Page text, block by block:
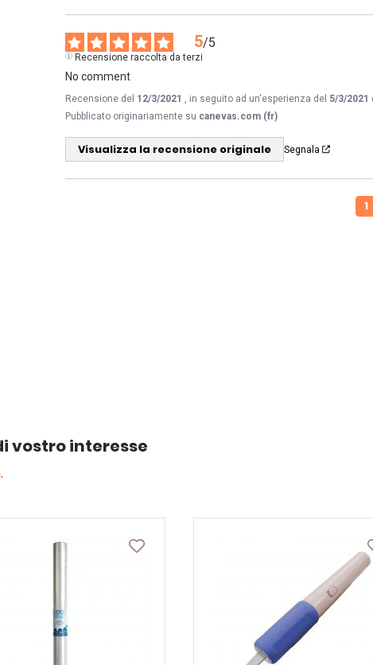
5/5
Recensione raccolta da terzi
No comment
Recensione del 12/3/2021 , in seguito ad un'esperienza del 5/3/2021
Pubblicato originariamente su canevas.com (fr)
Visualizza la recensione originale Segnala
1
vostro interesse